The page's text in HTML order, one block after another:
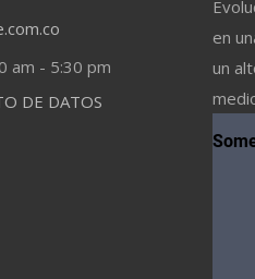
am - 5:30 pm
DE DATOS
en
un